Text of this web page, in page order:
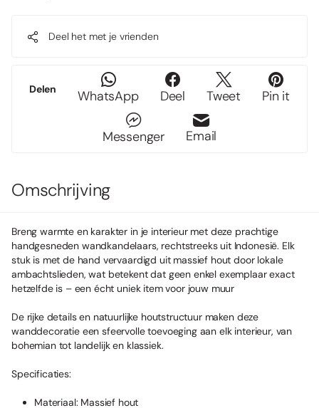
Deel het met je vrienden
Delen WhatsApp Deel Tweet Pin it
Messenger Email
Omschrijving
Breng warmte en karakter in je interieur met deze prachtige
handgesneden wandkandelaars, rechtstreeks uit Indonesië. Elk
stuk is met de hand vervaardigd uit massief hout door lokale
ambachtslieden, wat betekent dat geen enkel exemplaar exact
hetzelfde is – een écht uniek item voor jouw muur
De rijke details en natuurlijke houtstructuur maken deze
wanddecoratie een sfeervolle toevoeging aan elk interieur, van
bohemian tot landelijk en klassiek.
Specificaties:
Materiaal: Massief hout